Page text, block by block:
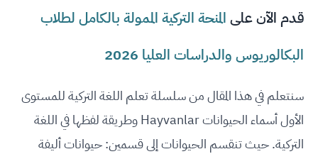
قدم الآن على المنحة التركية الممولة بالكامل لطلاب
البكالوريوس والدراسات العليا 2026
سنتعلم في هذا المقال من سلسلة تعلم اللغة التركية للمستوى
الأول أسماء الحيوانات Hayvanlar وطريقة لفظها في اللغة
التركية. حيث تنقسم الحيوانات إلى قسمين: حيوانات أليفة